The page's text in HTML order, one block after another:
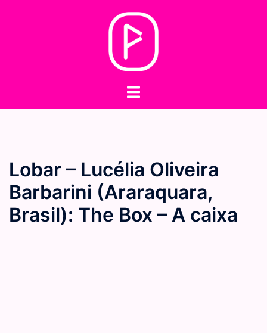
Toggle
Lobar – Lucélia Oliveira
Barbarini (Araraquara,
Brasil): The Box – A caixa